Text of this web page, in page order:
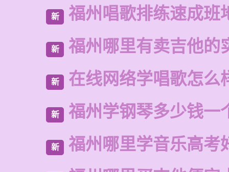
新 福州唱歌排练速成班
新 福州哪里有卖吉他的
新 在线网络学唱歌怎么
新 福州学钢琴多少钱一
新 福州哪里学音乐高考